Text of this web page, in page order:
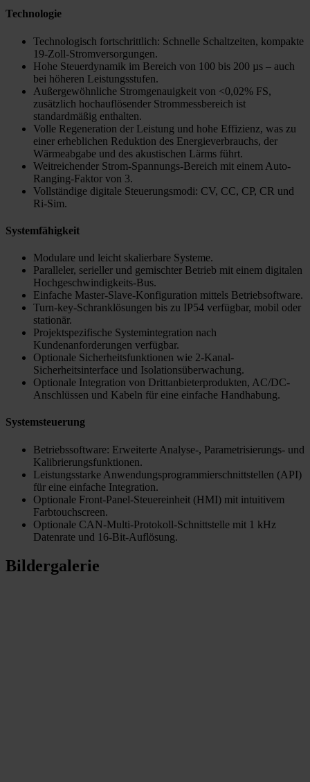
Technologie
Technologisch fortschrittlich: Schnelle Schaltzeiten, kompakte
19-Zoll-Stromversorgungen.
Hohe Steuerdynamik im Bereich von 100 bis 200 µs – auch
bei höheren Leistungsstufen.
Außergewöhnliche Stromgenauigkeit von <0,02% FS,
zusätzlich hochauflösender Strommessbereich ist
standardmäßig enthalten.
Volle Regeneration der Leistung und hohe Effizienz, was zu
einer erheblichen Reduktion des Energieverbrauchs, der
Wärmeabgabe und des akustischen Lärms führt.
Weitreichender Strom-Spannungs-Bereich mit einem Auto-
Ranging-Faktor von 3.
Vollständige digitale Steuerungsmodi: CV, CC, CP, CR und
Ri-Sim.
Systemfähigkeit
Modulare und leicht skalierbare Systeme.
Paralleler, serieller und gemischter Betrieb mit einem digitalen
Hochgeschwindigkeits-Bus.
Einfache Master-Slave-Konfiguration mittels Betriebsoftware.
Turn-key-Schranklösungen bis zu IP54 verfügbar, mobil oder
stationär.
Projektspezifische Systemintegration nach
Kundenanforderungen verfügbar.
Optionale Sicherheitsfunktionen wie 2-Kanal-
Sicherheitsinterface und Isolationsüberwachung.
Optionale Integration von Drittanbieterprodukten, AC/DC-
Anschlüssen und Kabeln für eine einfache Handhabung.
Systemsteuerung
Betriebssoftware: Erweiterte Analyse-, Parametrisierungs- und
Kalibrierungsfunktionen.
Leistungsstarke Anwendungsprogrammierschnittstellen (API)
für eine einfache Integration.
Optionale Front-Panel-Steuereinheit (HMI) mit intuitivem
Farbtouchscreen.
Optionale CAN-Multi-Protokoll-Schnittstelle mit 1 kHz
Datenrate und 16-Bit-Auflösung.
Bildergalerie